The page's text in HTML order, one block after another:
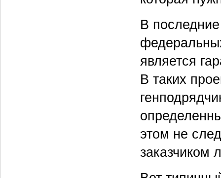
В
является
В таких
этом не
заказчиком